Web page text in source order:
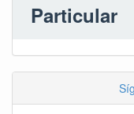
Particular